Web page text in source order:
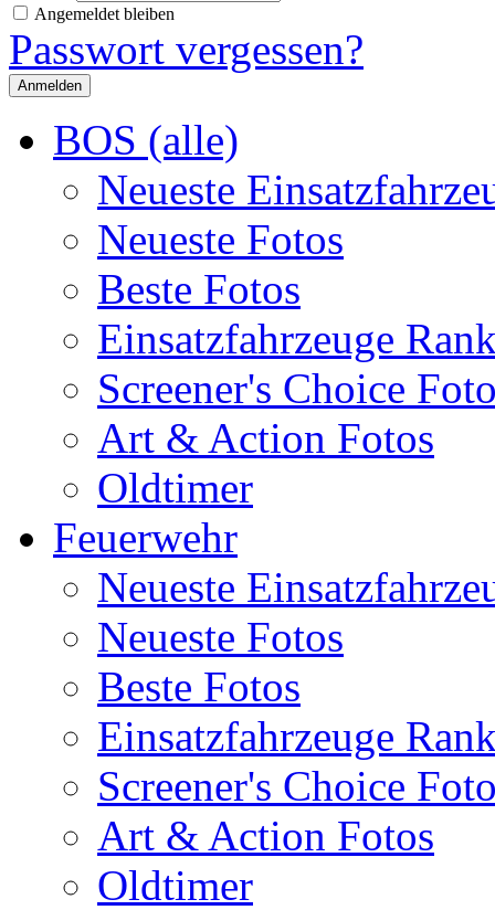
Angemeldet bleiben
Passwort vergessen?
BOS (alle)
Neueste
Neueste Fotos
Beste Fotos
Einsatzfahrzeuge
Screener's Choice
Art & Action Fotos
Oldtimer
Feuerwehr
Neueste
Neueste Fotos
Beste Fotos
Einsatzfahrzeuge
Screener's Choice
Art & Action Fotos
Oldtimer